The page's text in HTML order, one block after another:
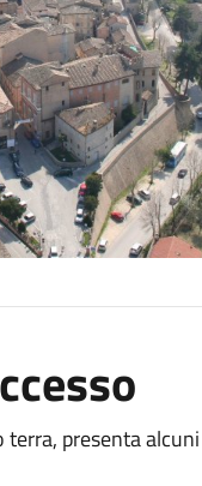
terra, presenta